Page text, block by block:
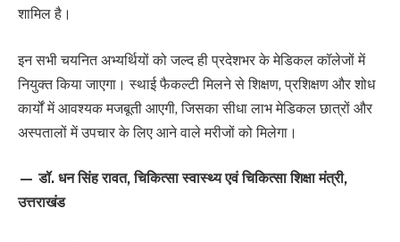
शामिल है।
इन सभी चयनित अभ्यर्थियों को जल्द ही प्रदेशभर के मेडिकल कॉलेजों में
नियुक्त किया जाएगा। स्थाई फैकल्टी मिलने से शिक्षण, प्रशिक्षण और शोध
कार्यों में आवश्यक मजबूती आएगी, जिसका सीधा लाभ मेडिकल छात्रों और
अस्पतालों में उपचार के लिए आने वाले मरीजों को मिलेगा।
— डॉ. धन सिंह रावत, चिकित्सा स्वास्थ्य एवं चिकित्सा शिक्षा मंत्री,
उत्तराखंड